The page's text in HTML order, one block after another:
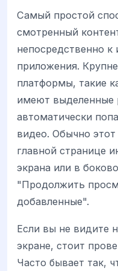
Самый простой
смотренный
непосредственно к
приложения.
платформы, такие
имеют выделенные
автоматически
видео. Обычно этот
главной странице
экрана или в
"Продолжить
добавленные".
Если вы не видите
экране, стоит
Часто бывает так,